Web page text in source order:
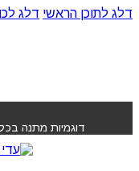
דלג לתוכן הראשי דלג
דוגמיות מתנה בכל
אמפולות